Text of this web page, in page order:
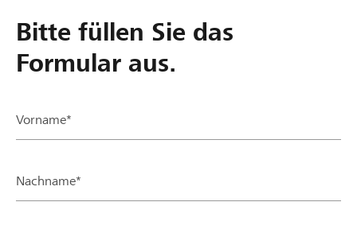
Bitte füllen Sie das
Formular aus.
Vorname*
Nachname*